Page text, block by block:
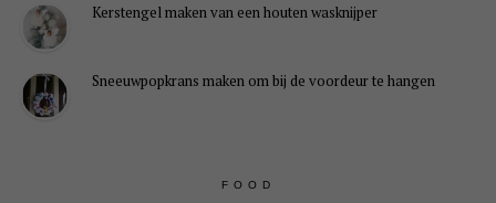
Kerstengel maken van een houten wasknijper
Sneeuwpopkrans maken om bij de voordeur te hangen
FOOD